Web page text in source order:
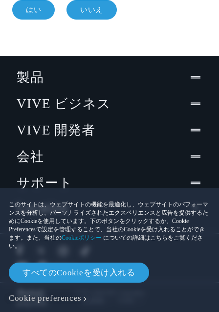
はい いいえ
このサイトは、ウェブサイトの機能を最適化し、ウェブサイトのパフォーマ
ンスを分析し、パーソナライズされたエクスペリエンスと広告を提供するた
めにCookieを使用しています。下のボタンをクリックするか、Cookie
Preferencesで設定を管理することで、当社のCookieを受け入れることができ
ます。また、当社のCookieポリシー についての詳細はこちらをご覧くださ
い。
すべてのCookieを受け入れる
Cookie preferences
製品
VIVE ビジネス
VIVE 開発者
会社
サポート
Location
法的情報